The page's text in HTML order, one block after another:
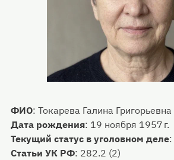
ФИО: Токарева Галина Григорьевна
Дата рождения: 19 ноября 1957 г.
Текущий статус в уголовном деле:
Статьи УК РФ: 282.2 (2)